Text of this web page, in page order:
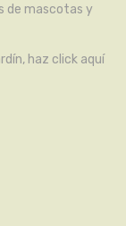
de mascotas y
haz click aquí